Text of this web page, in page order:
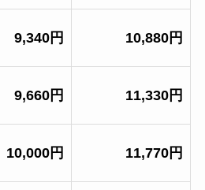
9,340円 10,880円
9,660円 11,330円
10,000円 11,770円